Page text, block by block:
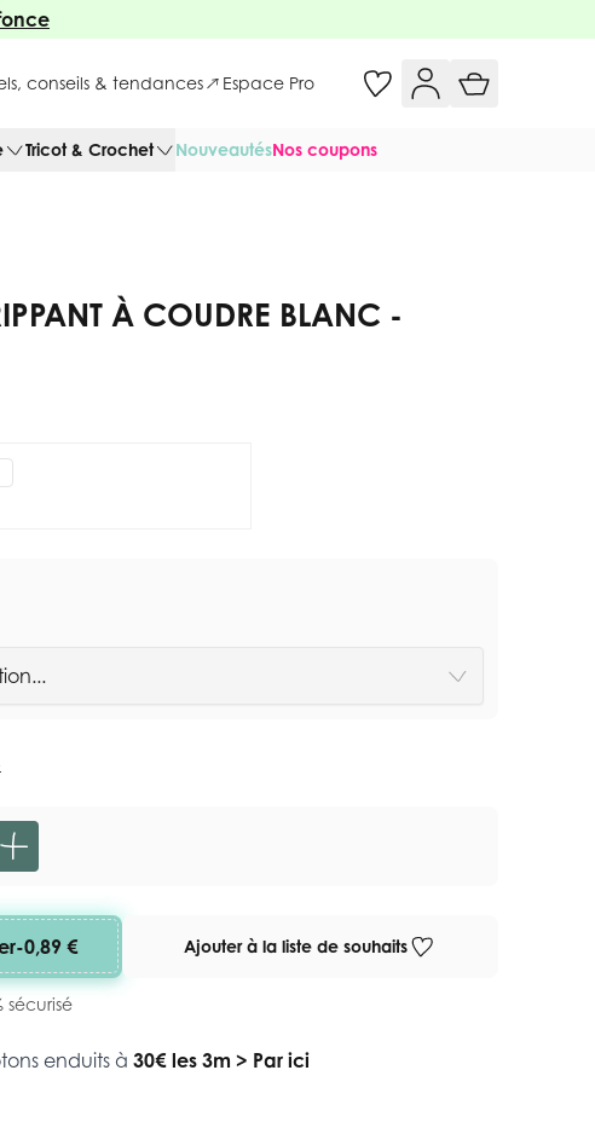
conseils & tendances Espace Pro
Tricot & Crochet NouveautésNos coupons
À COUDRE BLANC -
-0,89 €
sécurisé
Ajouter à la liste de souhaits
enduits à 30€ les 3m > Par ici